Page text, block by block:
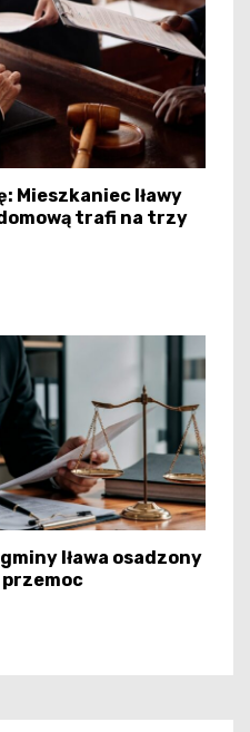
Mieszkaniec Iławy
trafi na trzy
Iława osadzony
przemoc